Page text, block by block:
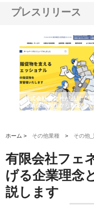
プレスリリース
株式会社耕文社が品川で
る販促物製作から配送ま
ストップ対応
ホーム > その他業種 > その他
有限会社フェ
げる企業理念
説します